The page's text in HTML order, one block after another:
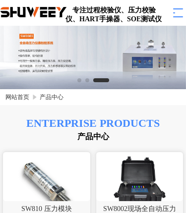
T
l
n
a
v
o
专注过程校验仪、压力校验
网站首页 产品中心
ENTERPRISE PRODUCTS
产品中心
SW810 压力模块
SW8002现场全自动压力